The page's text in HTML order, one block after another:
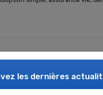
: exploiter
les dernières